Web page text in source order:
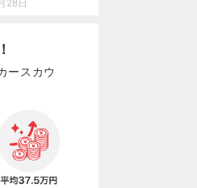
28日
ースカウ